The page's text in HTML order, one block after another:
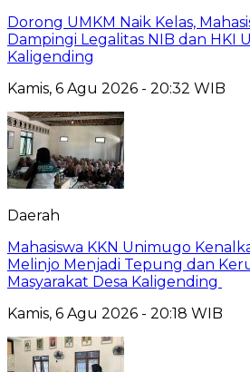
Dorong UMKM Naik Kelas,
Dampingi Legalitas NIB dan HKI
Kaligending
Kamis, 6 Agu 2026 - 20:32 WIB
Daerah
Mahasiswa KKN Unimugo
Melinjo Menjadi Tepung dan
Masyarakat Desa Kaligending
Kamis, 6 Agu 2026 - 20:18 WIB